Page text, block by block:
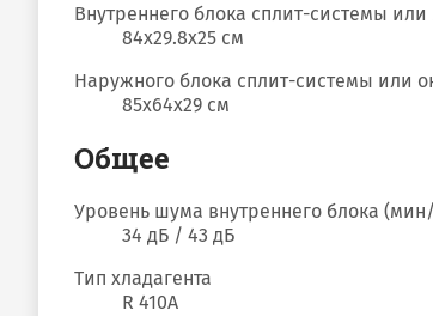
Внутреннего блока сплит-системы
84x29.8x25 см
Наружного блока сплит-системы или
85x64x29 см
Общее
Уровень шума внутреннего блока
34 дБ / 43 дБ
Тип хладагента
R 410A